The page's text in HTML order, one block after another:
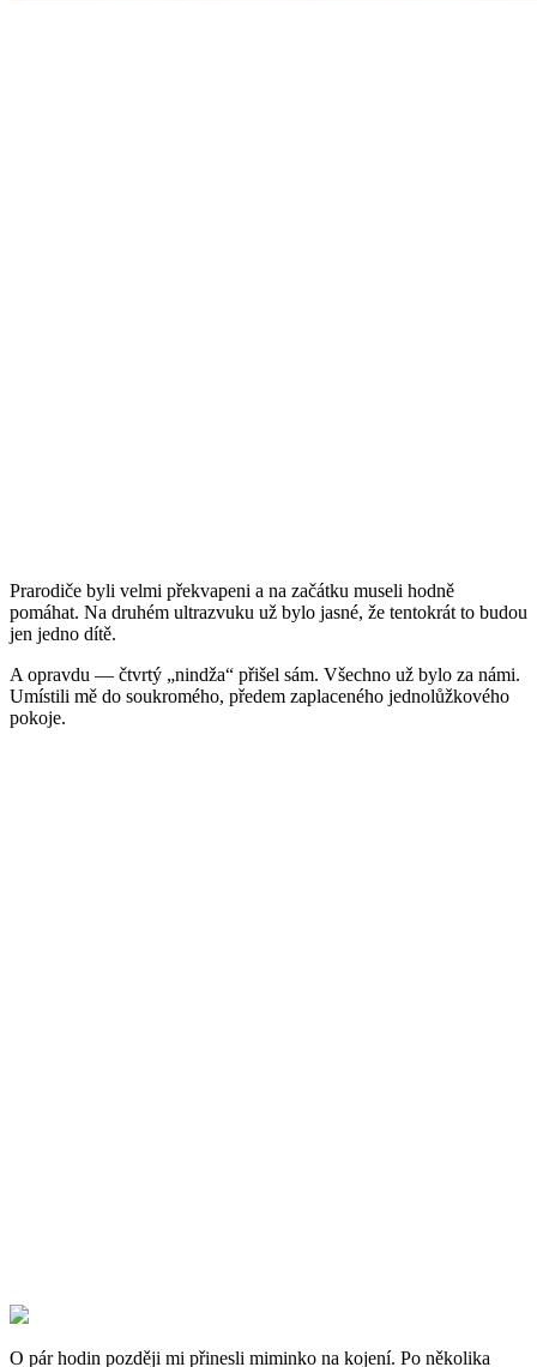
Prarodiče byli velmi překvapeni a na začátku museli hodně
pomáhat. Na druhém ultrazvuku už bylo jasné, že tentokrát to budou
jen jedno dítě.
A opravdu — čtvrtý „nindža“ přišel sám. Všechno už bylo za námi.
Umístili mě do soukromého, předem zaplaceného jednolůžkového
pokoje.
O pár hodin později mi přinesli miminko na kojení. Po několika